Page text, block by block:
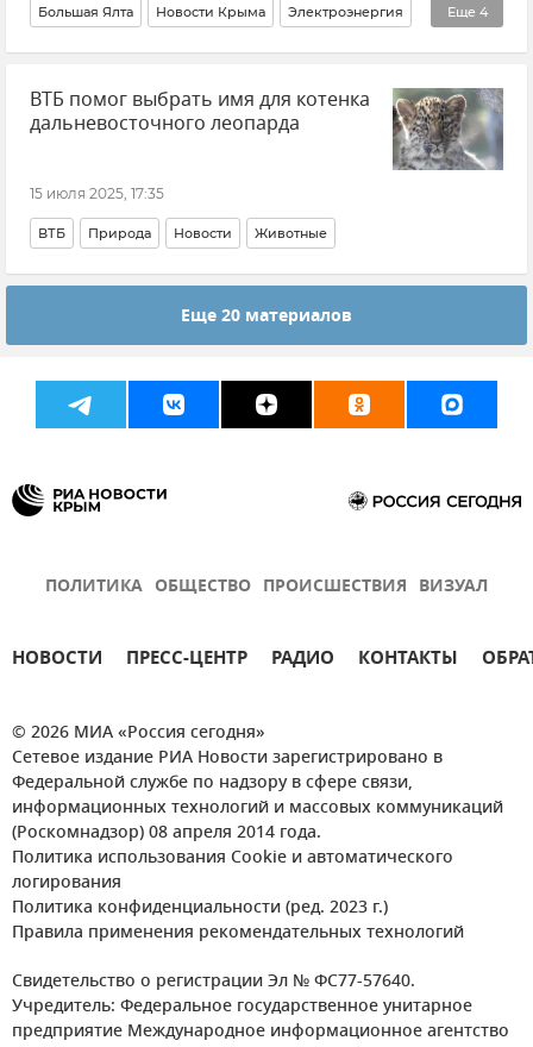
Еще 4
Большая Ялта Новости Крыма Электроэнергия
ГУП РК "Крымэнерго" Электросети Крыма ЛЭП
Отключение электроэнергии
ВТБ помог выбрать имя для котенка
дальневосточного леопарда
15 июля 2025, 17:35
ВТБ Природа Новости Животные
Еще 20 материалов
ПОЛИТИКА ОБЩЕСТВО ПРОИСШЕСТВИЯ ВИЗУАЛ
НОВОСТИ ПРЕСС-ЦЕНТР РАДИО КОНТАКТЫ
© 2026 МИА «Россия сегодня»
Сетевое издание РИА Новости зарегистрировано в
Федеральной службе по надзору в сфере связи,
информационных технологий и массовых коммуникаций
(Роскомнадзор) 08 апреля 2014 года.
Политика использования Cookie и автоматического
логирования
Политика конфиденциальности (ред. 2023 г.)
Правила применения рекомендательных технологий
Свидетельство о регистрации Эл № ФС77-57640.
Учредитель: Федеральное государственное унитарное
предприятие Международное информационное агентство